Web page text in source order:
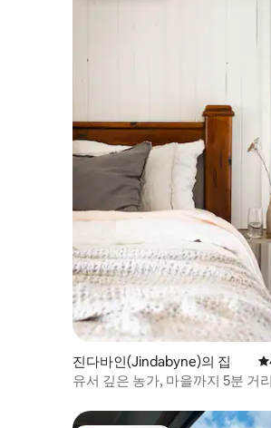
진다바인(Jindabyne)의 집
유서 깊은 농가, 마을까지 5분 거리